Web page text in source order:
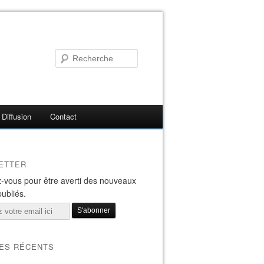
Diffusion Contact
vous pour être averti des nouveaux
RÉCENTS